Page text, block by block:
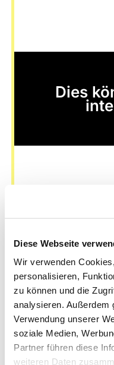
Diese Webseite
Wir verwenden
personalisieren,
zu können und die
analysieren. Außerdem
Verwendung unserer
soziale Medien,
Partner führen diese
weiteren Daten
Dies